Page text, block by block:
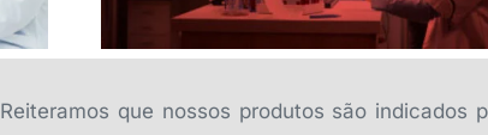
Reiteramos que nossos produtos são